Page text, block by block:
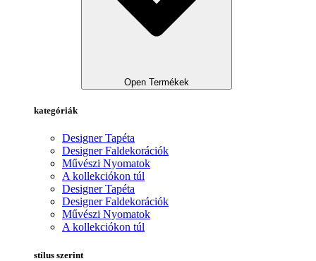
Open Termékek
kategóriák
Designer Tapéta
Designer Faldekorációk
Művészi Nyomatok
A kollekciókon túl
Designer Tapéta
Designer Faldekorációk
Művészi Nyomatok
A kollekciókon túl
stílus szerint